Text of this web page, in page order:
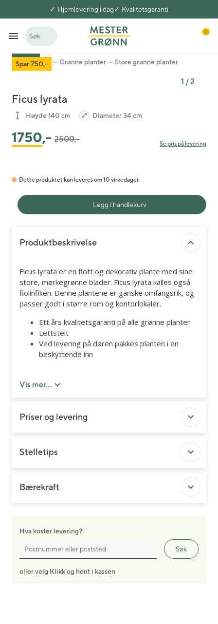
Hjemlevering i dag Kvalitetsgaranti
Søk
0
Potteplanter Grønne planter Store grønne planter
Spar 750,-
1 /2
Ficus lyrata
Høyde 140 cm Diameter 34 cm
1750,- 2500,- Se pris på levering
Dette produktet kan leveres om 10 virkedager.
Legg i handlekurv
Produktbeskrivelse
Ficus lyrata er en flott og dekorativ plante med sine
store, mørkegrønne blader. Ficus lyrata kalles også
fiolinfiken. Denne plantene er ganske omfangsrik, og
passer godt i større rom og kontorlokaler.
Ett års kvalitetsgaranti på alle grønne planter
Lettstelt
Ved levering på døren pakkes planten i en
beskyttende inn
tilleggsprodukt.
Vis mer...
Priser og levering
Stelletips
Bærekraft
Hva koster levering?
Søk
eller velg Klikk og hent i kassen